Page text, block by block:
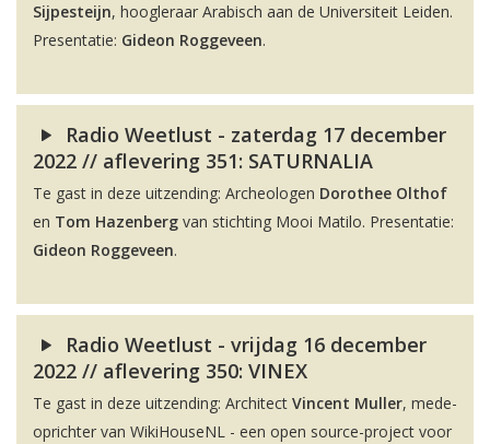
Sijpesteijn, hoogleraar Arabisch aan de Universiteit Leiden.
Presentatie: Gideon Roggeveen.
Radio Weetlust - zaterdag 17 december
2022 // aflevering 351: SATURNALIA
Te gast in deze uitzending: Archeologen Dorothee Olthof
en Tom Hazenberg van stichting Mooi Matilo. Presentatie:
Gideon Roggeveen.
Radio Weetlust - vrijdag 16 december
2022 // aflevering 350: VINEX
Te gast in deze uitzending: Architect Vincent Muller, mede-
oprichter van WikiHouseNL - een open source-project voor